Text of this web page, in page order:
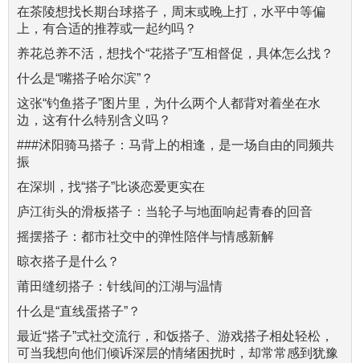
在茶陵想找长期台球搭子，周末或晚上打，水平中等偏
上，有合适的推荐或一起约吗？
养花总养不活，想找个“花搭子”互相督促，具体怎么找？
什么是“嘴搭子哈尔滨”？
这张“钓鱼搭子”图片里，为什么两个人都背对着坐在水
边，这有什么特别含义吗？
###沭阳骑马搭子：马背上的相逢，是一场自由的同频共
振
在深圳，找“搭子”比谈恋爱更实在
庐江街头的滑板搭子：当轮子与地面响起青春的回音
摇摆搭子：都市社交中的弹性陪伴与情感新解
晾衣搭子是什么？
莆田缝纫搭子：针线间的江湖与温情
什么是“直线蛋搭子”？
最近“搭子”式社交流行，和饭搭子、游戏搭子相处轻松，
可当我想向他们倾诉深层的情绪困扰时，却常常感到犹豫